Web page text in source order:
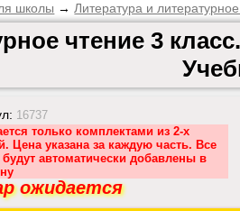
школы → Литература и
чтение 3
16737
только комплектами из 2-х
Цена указана за каждую часть. Все
будут автоматически добавлены в
ожидается